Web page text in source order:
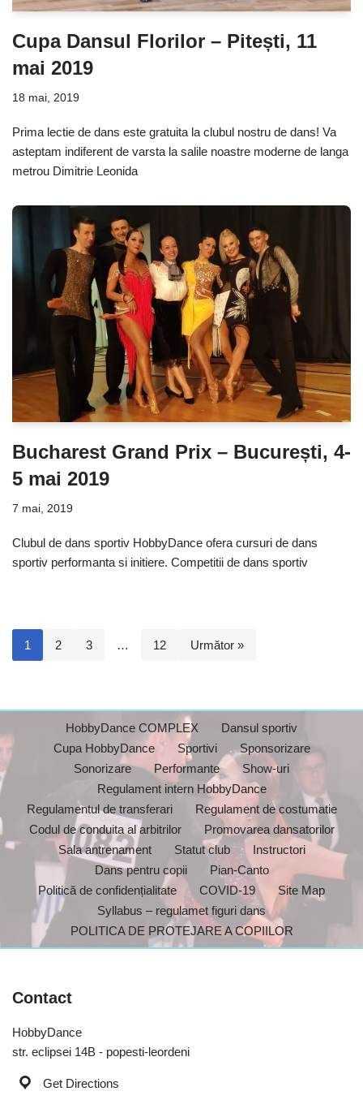
Cupa Dansul Florilor – Pitești, 11
mai 2019
18 mai, 2019
Prima lectie de dans este gratuita la clubul nostru de dans! Va
asteptam indiferent de varsta la salile noastre moderne de langa
metrou Dimitrie Leonida
Bucharest Grand Prix – București, 4-
5 mai 2019
7 mai, 2019
Clubul de dans sportiv HobbyDance ofera cursuri de dans
sportiv performanta si initiere. Competitii de dans sportiv
1 2 3 … 12 Următor »
HobbyDance COMPLEX
Dansul sportiv
Cupa HobbyDance
Sportivi
Sponsorizare
Sonorizare
Performante
Show-uri
Regulament intern HobbyDance
Regulamentul de transferari
Regulament de costumatie
Codul de conduita al arbitrilor
Promovarea dansatorilor
Sala antrenament
Statut club
Instructori
Dans pentru copii
Pian-Canto
Politică de confidențialitate
COVID-19
Site Map
Syllabus – regulamet figuri dans
POLITICA DE PROTEJARE A COPIILOR
Contact
HobbyDance
str. eclipsei 14B - popesti-leordeni
Get Directions